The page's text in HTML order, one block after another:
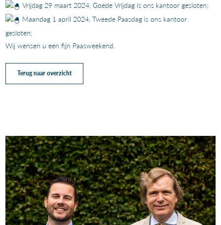
Vrijdag 29 maart 2024, Goede Vrijdag is ons kantoor gesloten;
Maandag 1 april 2024, Tweede Paasdag is ons kantoor
gesloten;
Wij wensen u een fijn Paasweekend.
Terug naar overzicht